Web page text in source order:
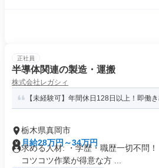
正社員
半導体関連の製造・運搬
株式会社レガシィ
【未経験可】年間休日128日以上！即働
栃木県真岡市
月給28万円～34万円
求める人材: ・学歴・職歴一切不問
コツコツ作業が得意な方 ...